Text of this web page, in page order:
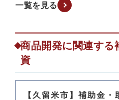
一覧を見る
商品開発に関連する
資
【久留米市】補助金